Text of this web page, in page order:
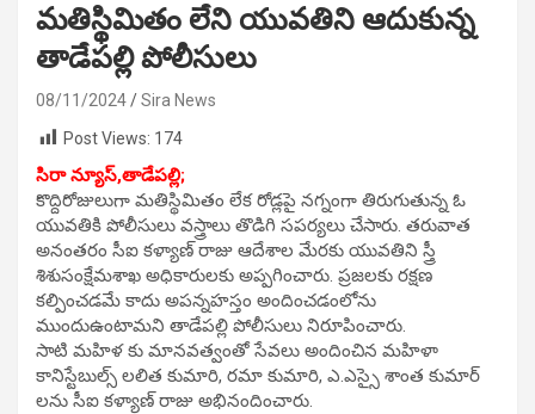
మతిస్థిమితం లేని యువతిని ఆదుకున్న
తాడేపల్లి పోలీసులు
08/11/2024
Sira News
Post Views: 174
సిరా న్యూస్,తాడేపల్లి;
కొద్దిరోజులుగా మతిస్థిమితం లేక రోడ్లపై నగ్నంగా తిరుగుతున్న ఓ
యువతికి పోలీసులు వస్త్రాలు తొడిగి సపర్యలు చేసారు. తరువాత
అనంతరం సీఐ కళ్యాణ్ రాజు ఆదేశాల మేరకు యువతిని స్త్రీ
శిశుసంక్షేమశాఖ అధికారులకు అప్పగించారు. ప్రజలకు రక్షణ
కల్పించడమే కాదు అపన్నహస్తం అందించడంలోను
ముందుఉంటామని తాడేపల్లి పోలీసులు నిరూపించారు.
సాటి మహిళ కు మానవత్వంతో సేవలు అందించిన మహిళా
కానిస్టేబుల్స్ లలిత కుమారి, రమా కుమారి, ఎ.ఎస్సై శాంత కుమార్
లను సీఐ కళ్యాణ్ రాజు అభినందించారు.